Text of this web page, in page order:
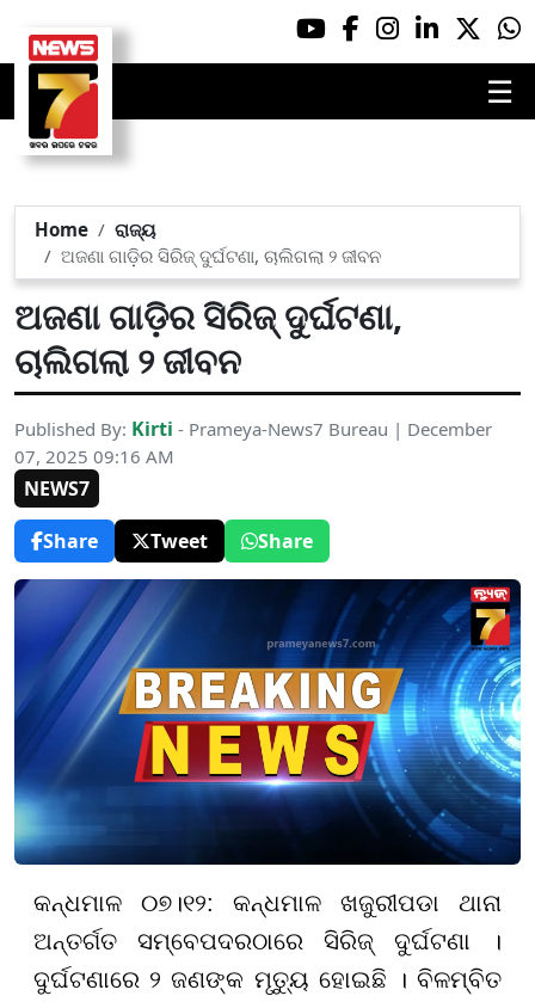
☰
Home
ରାଜ୍ୟ
ଅଜଣା ଗାଡ଼ିର ସିରିଜ୍ ଦୁର୍ଘଟଣା, ଚାଲିଗଲା ୨ ଜୀବନ
ଅଜଣା ଗାଡ଼ିର ସିରିଜ୍ ଦୁର୍ଘଟଣା,
ଚାଲିଗଲା ୨ ଜୀବନ
Published By: Kirti - Prameya-News7 Bureau | December
07, 2025 09:16 AM
NEWS7
Share
Tweet Share
କନ୍ଧମାଳ ୦୭।୧୨: କନ୍ଧମାଳ ଖଜୁରୀପଡା ଥାନା
ଅନ୍ତର୍ଗତ ସମ୍ବେପଦରଠାରେ ସିରିଜ୍ ଦୁର୍ଘଟଣା ।
ଦୁର୍ଘଟଣାରେ ୨ ଜଣଙ୍କ ମୃତ୍ୟୁ ହୋଇଛି । ବିଳମ୍ବିତ